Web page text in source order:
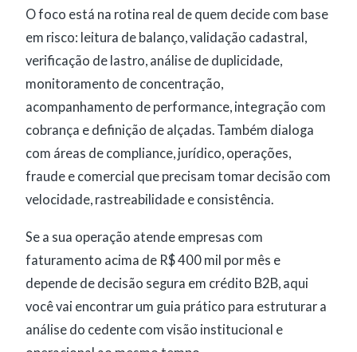
O foco está na rotina real de quem decide com base
em risco: leitura de balanço, validação cadastral,
verificação de lastro, análise de duplicidade,
monitoramento de concentração,
acompanhamento de performance, integração com
cobrança e definição de alçadas. Também dialoga
com áreas de compliance, jurídico, operações,
fraude e comercial que precisam tomar decisão com
velocidade, rastreabilidade e consistência.
Se a sua operação atende empresas com
faturamento acima de R$ 400 mil por mês e
depende de decisão segura em crédito B2B, aqui
você vai encontrar um guia prático para estruturar a
análise do cedente com visão institucional e